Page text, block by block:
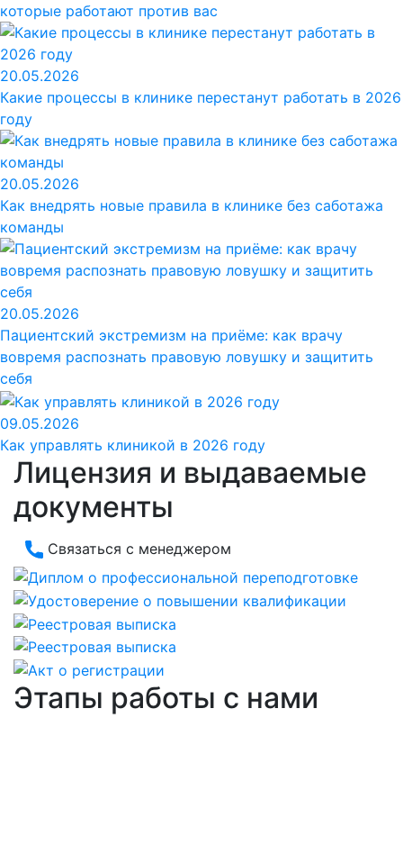
которые работают против вас
20.05.2026
Какие процессы в клинике перестанут работать в 2026
году
20.05.2026
Как внедрять новые правила в клинике без саботажа
команды
20.05.2026
Пациентский экстремизм на приёме: как врачу
вовремя распознать правовую ловушку и защитить
себя
09.05.2026
Как управлять клиникой в 2026 году
Лицензия и выдаваемые
документы
Связаться с менеджером
Этапы работы с нами